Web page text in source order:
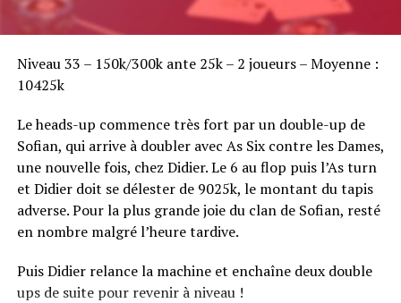
Niveau 33 – 150k/300k ante 25k – 2 joueurs – Moyenne :
10425k
Le heads-up commence très fort par un double-up de
Sofian, qui arrive à doubler avec As Six contre les Dames,
une nouvelle fois, chez Didier. Le 6 au flop puis l’As turn
et Didier doit se délester de 9025k, le montant du tapis
adverse. Pour la plus grande joie du clan de Sofian, resté
en nombre malgré l’heure tardive.
Puis Didier relance la machine et enchaîne deux double
ups de suite pour revenir à niveau !